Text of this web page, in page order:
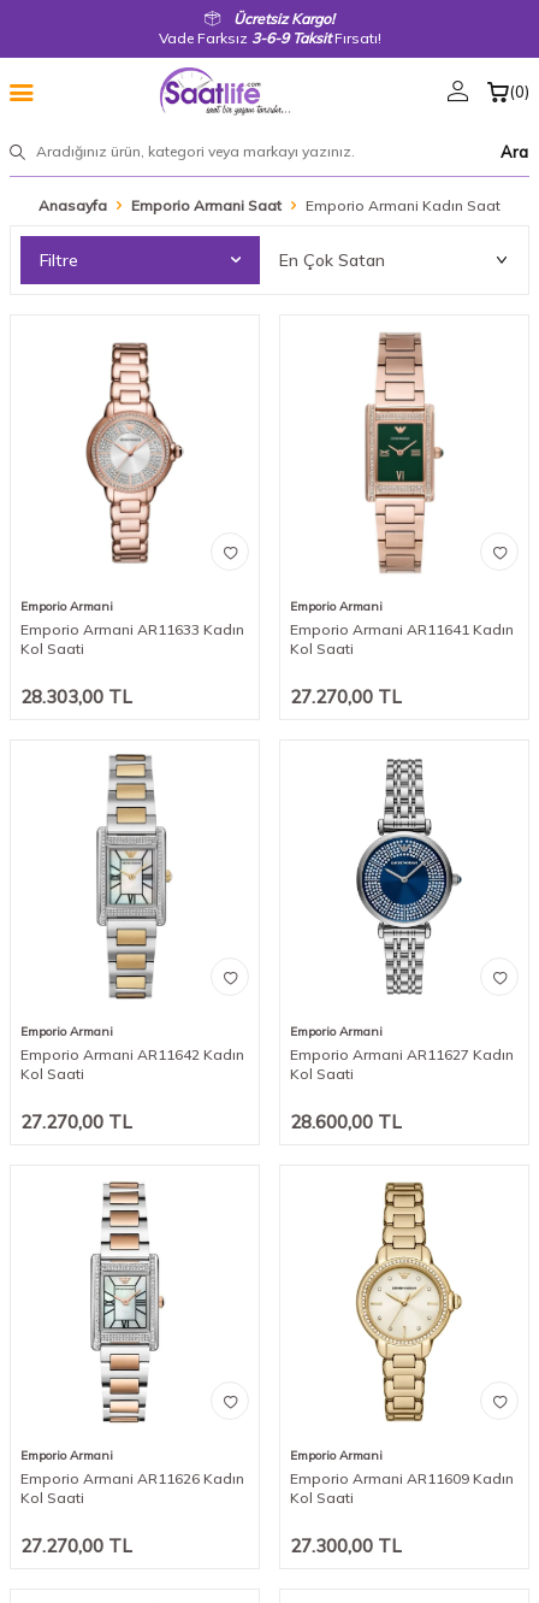
Ücretsiz Kargo!
Vade Farksız 3-6-9 TaksitFırsatı!
Ara
(0)
Anasayfa Emporio Armani Saat Emporio Armani Kadın Saat
Filtre
Emporio Armani
Emporio Armani AR11633 Kadın
Kol Saati
28.303,00 TL
Emporio Armani
Emporio Armani AR11641 Kadın
Kol Saati
27.270,00 TL
Emporio Armani
Emporio Armani AR11642 Kadın
Kol Saati
27.270,00 TL
Emporio Armani
Emporio Armani AR11627 Kadın
Kol Saati
28.600,00 TL
Emporio Armani
Emporio Armani AR11626 Kadın
Kol Saati
27.270,00 TL
Emporio Armani
Emporio Armani AR11609 Kadın
Kol Saati
27.300,00 TL